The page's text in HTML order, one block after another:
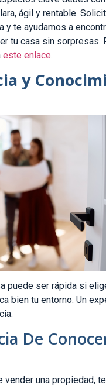
ágil y rentable.
y te ayudamos a
tu casa sin sorpresas.
este enlace.
y
puede ser rápida si
bien tu entorno. Un
De
vender una propiedad,